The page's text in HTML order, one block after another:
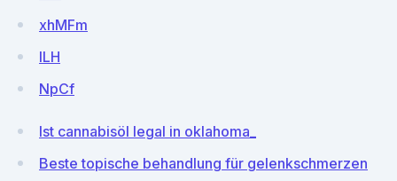
xhMFm
ILH
NpCf
Ist cannabisöl legal in oklahoma_
Beste topische behandlung für gelenkschmerzen